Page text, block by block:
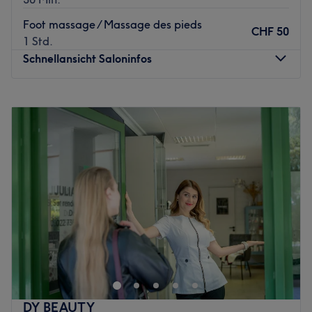
Zurück zur Salonansicht
Foot massage / Massage des pieds
1 Std.
CHF 50
Schnellansicht Saloninfos
Dienstag
Mittwoch
10:00–19:00
Samstag
–
17:00
Sonntag
Geschlossen
✨ au cœur de la ville, à deux pas de Rive Offrez-vous
une parenthèse de beauté et de détente dans un lieu où
le raffinement rencontre le bien-être. Idéalement situé au
cœur de Genève, ce salon vous accueille dans une
atmosphère élégante et apaisante, pensée pour vous
DY BEAUTY